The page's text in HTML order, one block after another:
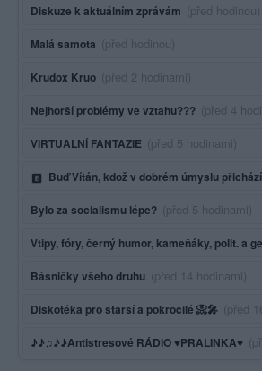
Diskuze k aktuálním zprávám Poslední
(před hodinou)
Malá samota Poslední aktivita:
(před hodinou)
Krudox Kruo Poslední aktivita:
(před 2 hodinami)
Nejhorší problémy ve vztahu??? Poslední
(před 4
VIRTUALNÍ FANTAZIE Poslední aktivita:
(před 5 hodinami)
Buď Vítán, kdož v dobrém úmyslu
Bylo za socialismu lépe? Poslední aktivita:
(před 5 hodinami)
Vtipy, fóry, černý humor, kameňáky, polit. a
Básničky všeho druhu Poslední aktivita:
(před 14 hodinami)
Diskotéka pro starší a pokročilé 📀🎤 (před
♪♪♫♪♪Antistresové RÁDIO ♥PRALINKA♥